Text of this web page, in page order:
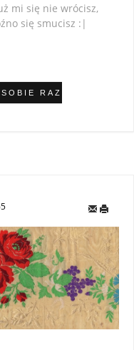
mi się nie wrócisz,
się smucisz :|
RAZ